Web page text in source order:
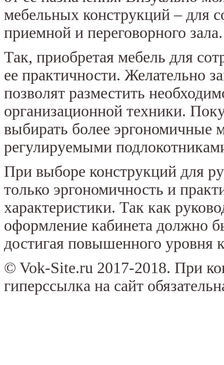
мебельных конструкций – для
приемной и переговорного зала.
Так, приобретая мебель для
ее практичности. Желательно
позволят разместить
организационной техники.
выбирать более эргономичные
регулируемыми
При выборе конструкций для
только эргономичность и
характеристики. Так как
оформление кабинета должно
достигая повышенного уровня
© Vok-Site.ru 2017-2018. При
гиперссылка на сайт